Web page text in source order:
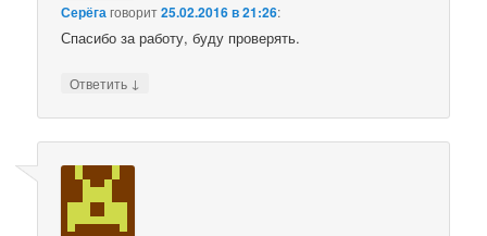
Серёга говорит25.02.2016 в 21:26:
Спасибо за работу, буду проверять.
Ответить ↓